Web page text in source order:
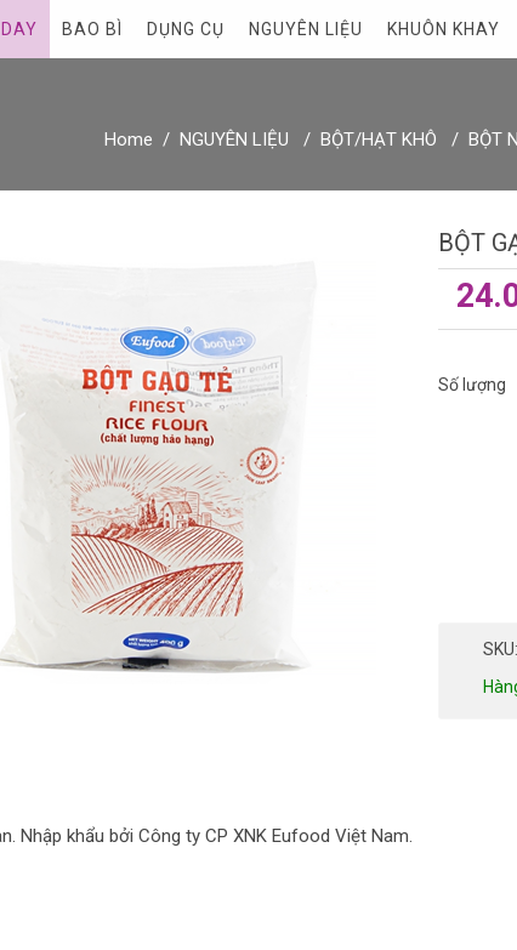
BAO BÌ DỤNG CỤ NGUYÊN LIỆU KHUÔN KHAY
Home NGUYÊN LIỆU BỘT/HẠT KHÔ BỘT
BỘT
Số lượng
Nhập khẩu bởi Công ty CP XNK Eufood Việt Nam.